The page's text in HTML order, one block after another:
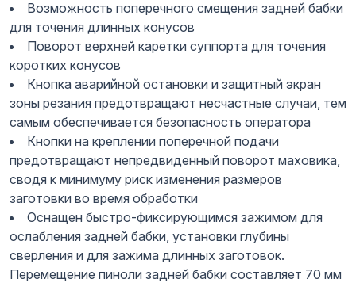
Возможность поперечного смещения задней бабки
для точения длинных конусов
Поворот верхней каретки суппорта для точения
коротких конусов
Кнопка аварийной остановки и защитный экран
зоны резания предотвращают несчастные случаи, тем
самым обеспечивается безопасность оператора
Кнопки на креплении поперечной подачи
предотвращают непредвиденный поворот маховика,
сводя к минимуму риск изменения размеров
заготовки во время обработки
Оснащен быстро-фиксирующимся зажимом для
ослабления задней бабки, установки глубины
сверления и для зажима длинных заготовок.
Перемещение пиноли задней бабки составляет 70 мм